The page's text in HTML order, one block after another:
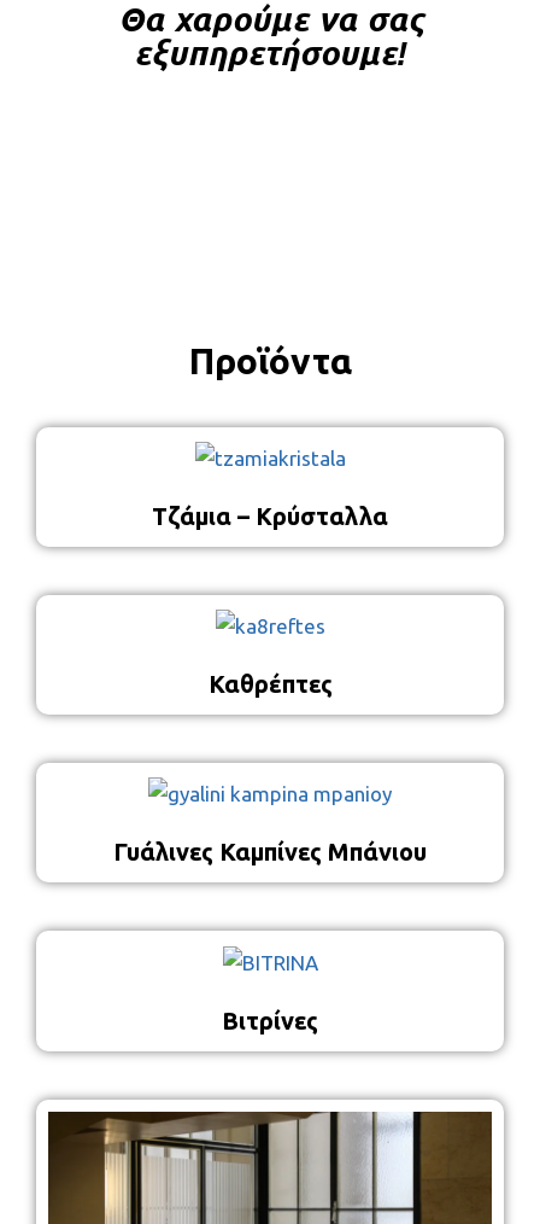
Θα χαρούμε να σας
εξυπηρετήσουμε!
Προϊόντα
Τζάμια – Κρύσταλλα
Καθρέπτες
Γυάλινες Καμπίνες Μπάνιου
Βιτρίνες